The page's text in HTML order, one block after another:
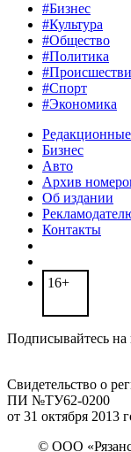
#Бизнес
#Культура
#Общество
#Политика
#Спорт
#Экономика
Бизнес
Авто
Архив
Об издании
Контакты
16+
Подписывайтесь на
Свидетельство о
ПИ №ТУ62-0200
от 31 октября 2013
© ООО